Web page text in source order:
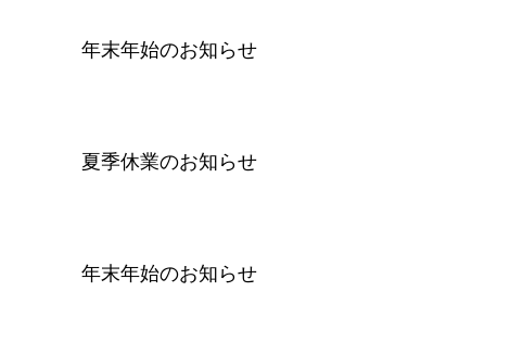
年末年始のお知らせ
夏季休業のお知らせ
年末年始のお知らせ